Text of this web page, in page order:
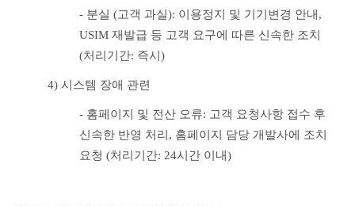
- 분실 (고객 과실): 이용정지 및 기기변경 안내,
USIM 재발급 등 고객 요구에 따른 신속한 조치
(처리기간: 즉시)
4) 시스템 장애 관련
- 홈페이지 및 전산 오류: 고객 요청사항 접수 후
신속한 반영 처리, 홈페이지 담당 개발사에 조치
요청 (처리기간: 24시간 이내)